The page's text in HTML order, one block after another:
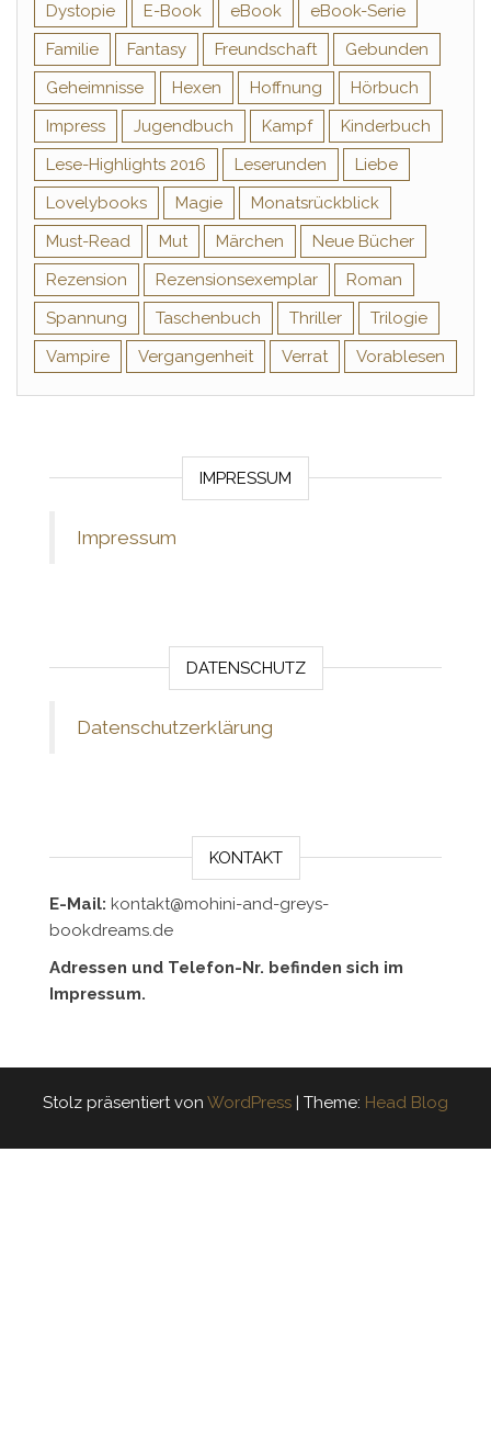
Dystopie
E-Book eBook
eBook-Serie
Familie
Fantasy Freundschaft
Gebunden
Geheimnisse
Hexen Hoffnung
Hörbuch
Impress
Jugendbuch Kampf
Kinderbuch
Lese-Highlights 2016
Leserunden
Liebe
Lovelybooks
Magie
Monatsrückblick
Must-Read
Mut Märchen
Neue Bücher
Rezension
Rezensionsexemplar
Roman
Spannung
Taschenbuch Thriller
Trilogie
Vampire
Vergangenheit Verrat Vorablesen
IMPRESSUM
Impressum
DATENSCHUTZ
Datenschutzerklärung
KONTAKT
E-Mail: kontakt@mohini-and-greys-
bookdreams.de
Adressen und Telefon-Nr. befinden sich im
Impressum.
Stolz präsentiert von WordPress | Theme: Head Blog